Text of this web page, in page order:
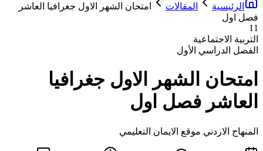
الرئيسية المقالات
امتحان الشهر الاول جغرافيا العاشر
فصل اول
11
التربية الاجتماعية
الفصل الدراسي الأول
امتحان الشهر الاول جغرافيا
العاشر فصل اول
المنهاج الاردني موقع الايمان التعليمي